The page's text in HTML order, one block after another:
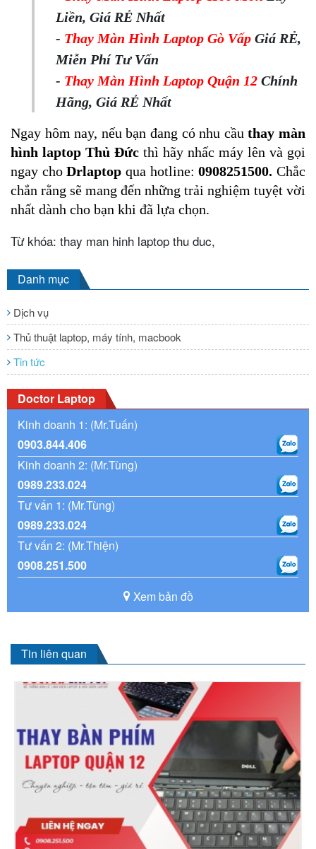
Liền, Giá RẺ Nhất
- Thay Màn Hình Laptop Gò Vấp Giá RẺ,
Miễn Phí Tư Vấn
- Thay Màn Hình Laptop Quận 12 Chính
Hãng, Giá RẺ Nhất
Ngay hôm nay, nếu bạn đang có nhu cầu thay màn
hình laptop Thủ Đức thì hãy nhấc máy lên và gọi
ngay cho Drlaptop qua hotline: 0908251500. Chắc
chắn rằng sẽ mang đến những trải nghiệm tuyệt vời
nhất dành cho bạn khi đã lựa chọn.
Từ khóa: thay man hinh laptop thu duc,
Danh mục
Dịch vụ
Thủ thuật laptop, máy tính, macbook
Tin tức
Doctor Laptop
Kinh doanh 1: (Mr.Tuấn)
0903.844.406
Kinh doanh 2: (Mr.Tùng)
0989.233.024
Tư vấn 1: (Mr.Tùng)
0989.233.024
Tư vấn 2: (Mr.Thiện)
0908.251.500
Xem bản đồ
Tin liên quan